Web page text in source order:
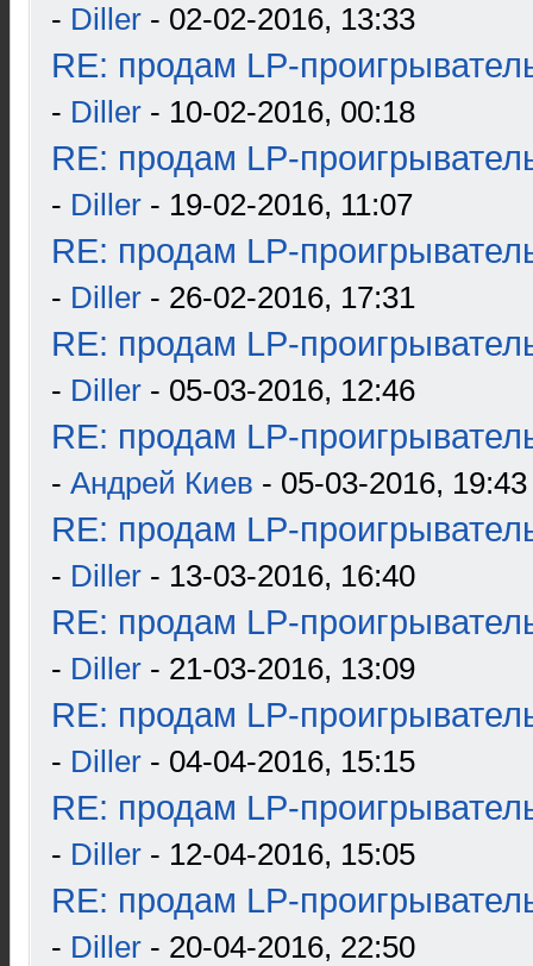
- Diller - 02-02-2016, 13:33
RE: продам LP-
- Diller - 10-02-2016, 00:18
RE: продам LP-
- Diller - 19-02-2016, 11:07
RE: продам LP-
- Diller - 26-02-2016, 17:31
RE: продам LP-
- Diller - 05-03-2016, 12:46
RE: продам LP-
- Андрей Киев - 05-03-2016, 19:43
RE: продам LP-
- Diller - 13-03-2016, 16:40
RE: продам LP-
- Diller - 21-03-2016, 13:09
RE: продам LP-
- Diller - 04-04-2016, 15:15
RE: продам LP-
- Diller - 12-04-2016, 15:05
RE: продам LP-
- Diller - 20-04-2016, 22:50